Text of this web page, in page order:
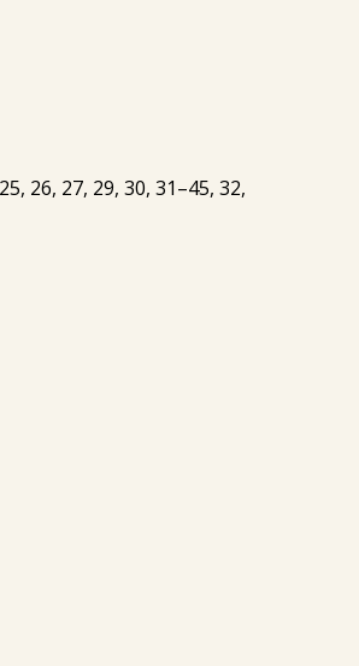
26, 27, 29, 30, 31–45, 32,